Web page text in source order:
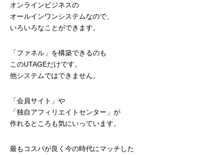
オンラインビジネスの
オールインワンシステムなので、
いろいろなことができます。
「ファネル」を構築できるのも
このUTAGEだけです。
他システムではできません。
「会員サイト」や
「独自アフィリエイトセンター」が
作れるところも気にいっています。
最もコスパが良く今の時代にマッチした